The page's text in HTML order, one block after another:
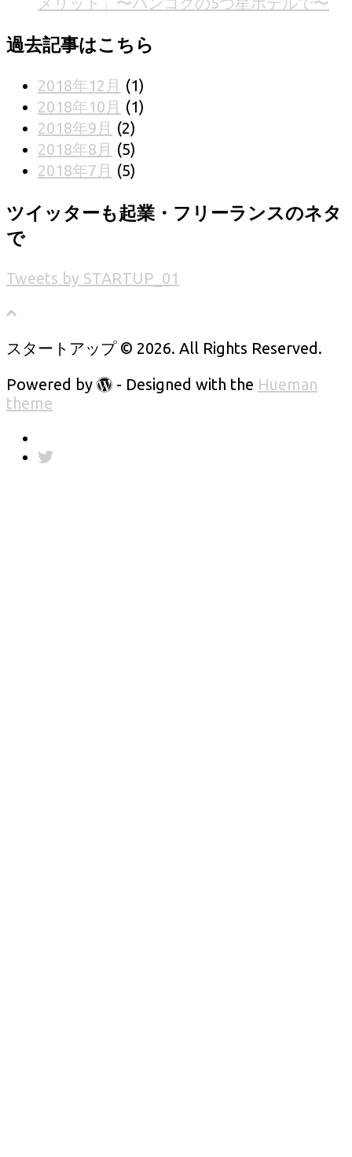
過去記事はこちら
2018年12月 (1)
2018年10月 (1)
2018年9月 (2)
2018年8月 (5)
2018年7月 (5)
ツイッターも起業・フリーランスのネタ
で
Tweets by STARTUP_01
スタートアップ © 2026. All Rights Reserved.
Powered by
- Designed with the Hueman
theme